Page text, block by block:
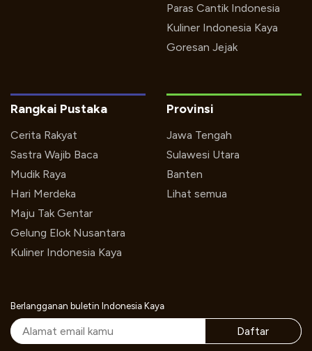
Paras Cantik Indonesia
Kuliner Indonesia Kaya
Goresan Jejak
Rangkai Pustaka
Cerita Rakyat
Sastra Wajib Baca
Mudik Raya
Hari Merdeka
Maju Tak Gentar
Gelung Elok Nusantara
Kuliner Indonesia Kaya
Provinsi
Jawa Tengah
Sulawesi Utara
Banten
Lihat semua
Berlangganan buletin Indonesia Kaya
Daftar